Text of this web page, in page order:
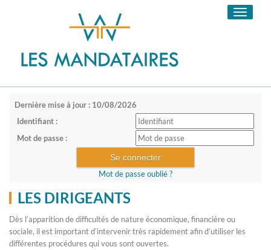
Toggle
Dernière mise à jour : 10/08/2026
Identifiant :
Mot de passe :
Mot de passe oublié ?
LES DIRIGEANTS
Dès l’apparition de difficultés de nature économique, financière ou
sociale, il est important d’intervenir très rapidement afin d’utiliser les
différentes procédures qui vous sont ouvertes.